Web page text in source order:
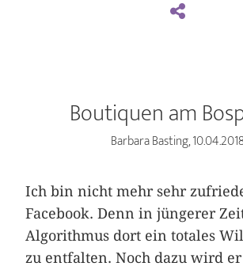
Boutiquen am
Barbara Basting,
Ich bin nicht mehr sehr
Facebook. Denn in jüngerer
Algorithmus dort ein totales
zu entfalten. Noch dazu wird